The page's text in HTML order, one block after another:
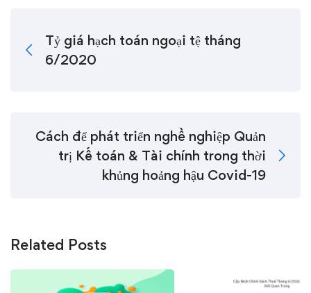
Tỷ giá hạch toán ngoại tệ tháng
6/2020
Cách để phát triển nghề nghiệp Quản
trị Kế toán & Tài chính trong thời
khủng hoảng hậu Covid-19
Related Posts